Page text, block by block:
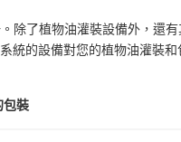
除了植物油灌裝設備外，還
統的設備對您的植物油灌裝
包裝